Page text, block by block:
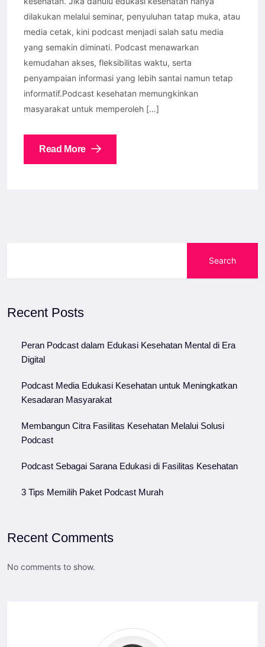
dilakukan melalui seminar, penyuluhan tatap muka, atau
media cetak, kini podcast menjadi salah satu media
yang semakin diminati. Podcast menawarkan
kemudahan akses, fleksibilitas waktu, serta
penyampaian informasi yang lebih santai namun tetap
informatif.Podcast kesehatan memungkinkan
masyarakat untuk memperoleh […]
Read More
Search
Recent Posts
Peran Podcast dalam Edukasi Kesehatan Mental di Era
Digital
Podcast Media Edukasi Kesehatan untuk Meningkatkan
Kesadaran Masyarakat
Membangun Citra Fasilitas Kesehatan Melalui Solusi
Podcast
Podcast Sebagai Sarana Edukasi di Fasilitas Kesehatan
3 Tips Memilih Paket Podcast Murah
Recent Comments
No comments to show.